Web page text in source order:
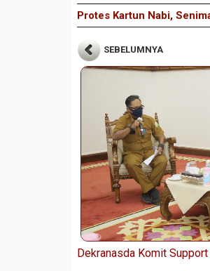
Protes Kartun Nabi,
SEBELUMNYA
Dekranasda Komit